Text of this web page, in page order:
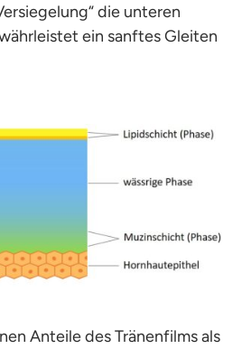
die unteren
ein sanftes Gleiten
Anteile des Tränenfilms als